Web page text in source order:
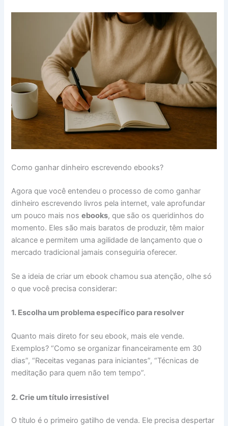
Como ganhar dinheiro escrevendo ebooks?
Agora que você entendeu o processo de como ganhar
dinheiro escrevendo livros pela internet, vale aprofundar
um pouco mais nosebooks, que são os queridinhos do
momento. Eles são mais baratos de produzir, têm maior
alcance e permitem uma agilidade de lançamento que o
mercado tradicional jamais conseguiria oferecer.
Se a ideia de criar um ebook chamou sua atenção, olhe só
o que você precisa considerar:
1. Escolha um problema específico para resolver
Quanto mais direto for seu ebook, mais ele vende.
Exemplos? “Como se organizar financeiramente em 30
dias”, “Receitas veganas para iniciantes”, “Técnicas de
meditação para quem não tem tempo”.
2. Crie um título irresistível
O título é o primeiro gatilho de venda. Ele precisa despertar